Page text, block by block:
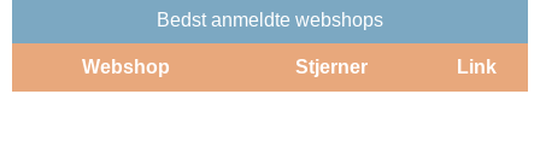
Bedst anmeldte webshops
Webshop Stjerner Link